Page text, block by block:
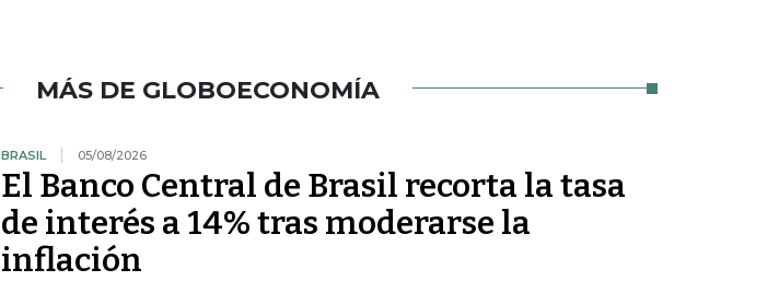
MÁS DE GLOBOECONOMÍA
BRASIL 05/08/2026
El Banco Central de Brasil recorta la tasa
de interés a 14% tras moderarse la
inflación